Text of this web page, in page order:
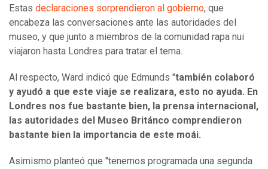
Estas declaraciones sorprendieron al gobierno, que
encabeza las conversaciones ante las autoridades del
museo, y que junto a miembros de la comunidad rapa nui
viajaron hasta Londres para tratar el tema.
Al respecto, Ward indicó que Edmunds "también colaboró
y ayudó a que este viaje se realizara, esto no ayuda. En
Londres nos fue bastante bien, la prensa internacional,
las autoridades del Museo Británco comprendieron
bastante bien la importancia de este moái.
Asimismo planteó que "tenemos programada una segunda